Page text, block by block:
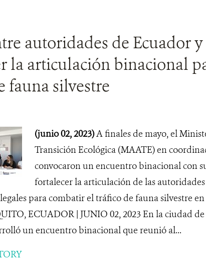
autoridades de Ecuador y
la articulación binacional
fauna silvestre
(junio 02, 2023)A finales de mayo, el
Transición Ecológica (MAATE) en
convocaron un encuentro binacional con
fortalecer la articulación de las
para combatir el tráfico de fauna silvestre en
ECUADOR | JUNIO 02, 2023 En la ciudad
un encuentro binacional que reunió al...